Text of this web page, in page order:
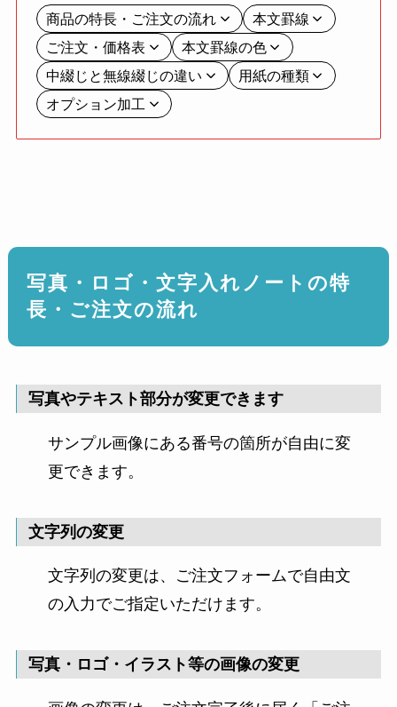
商品の特長・ご注文の流れ
本文罫線
ご注文・価格表
本文罫線の色
中綴じと無線綴じの違い
用紙の種類
オプション加工
写真・ロゴ・文字入れノートの特
長・ご注文の流れ
写真やテキスト部分が変更できます
サンプル画像にある番号の箇所が自由に変
更できます。
文字列の変更
文字列の変更は、ご注文フォームで自由文
の入力でご指定いただけます。
写真・ロゴ・イラスト等の画像の変更